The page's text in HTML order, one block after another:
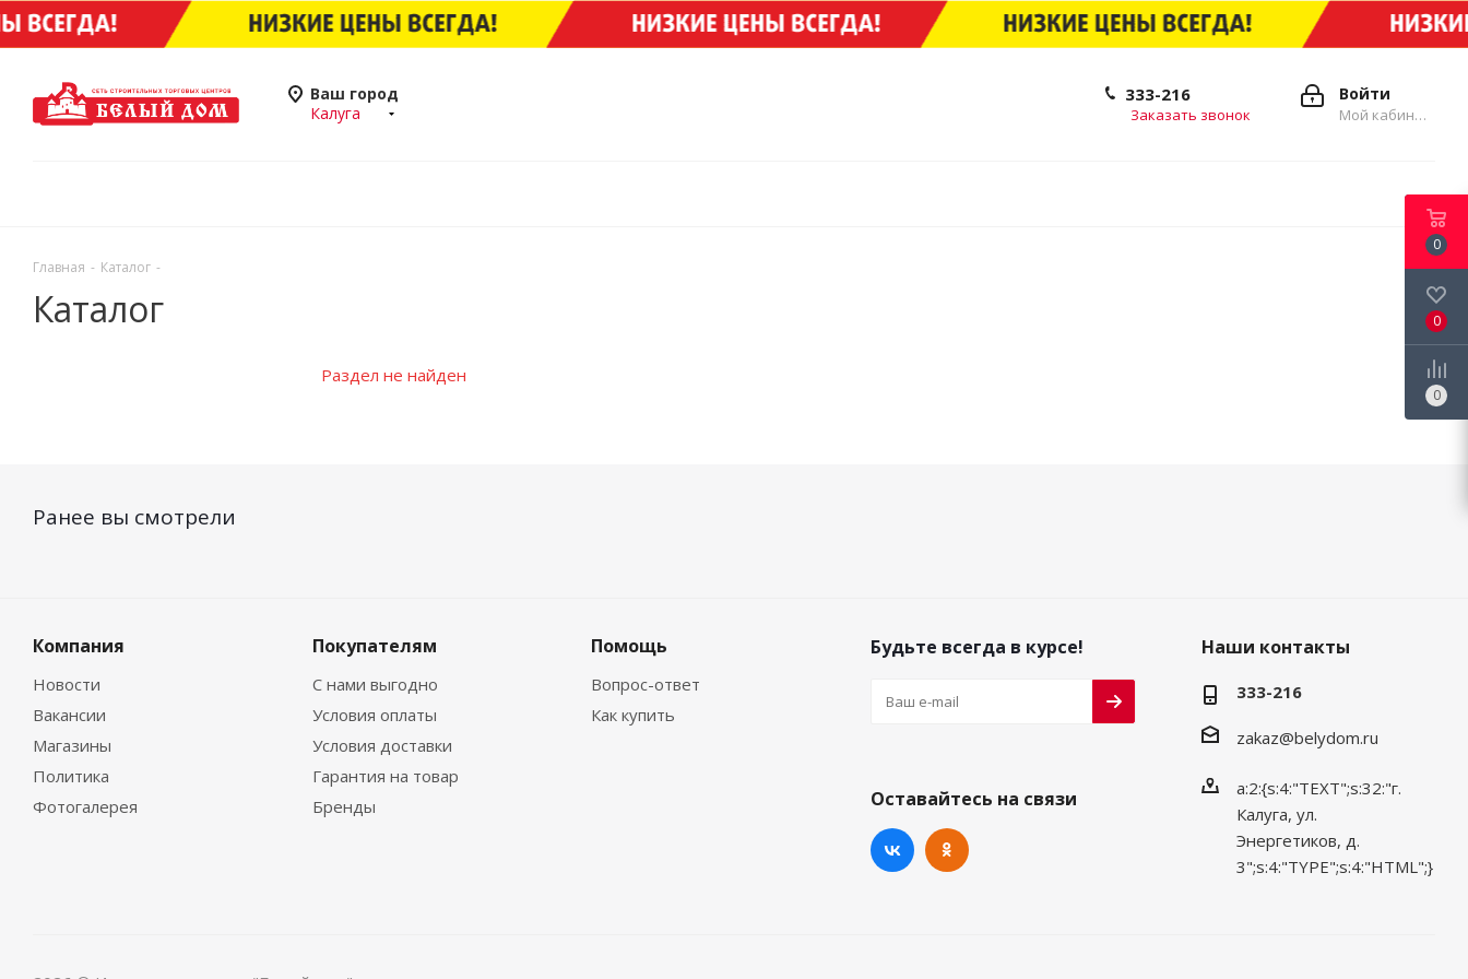
Ваш город
Калуга
Войти
Мой кабинет
333-216
Заказать звонок
Главная - Каталог -
Каталог
Раздел не найден
Ранее вы смотрели
Компания
Новости
Вакансии
Магазины
Политика
Фотогалерея
Покупателям
С нами выгодно
Условия оплаты
Условия доставки
Гарантия на товар
Бренды
Помощь
Вопрос-ответ
Как купить
Будьте всегда в курсе!
Оставайтесь на связи
Наши контакты
333-216
zakaz@belydom.ru
a:2:{s:4:"TEXT";s:32:"г.
Калуга, ул.
Энергетиков, д.
3";s:4:"TYPE";s:4:"HTML";}
0
0
0